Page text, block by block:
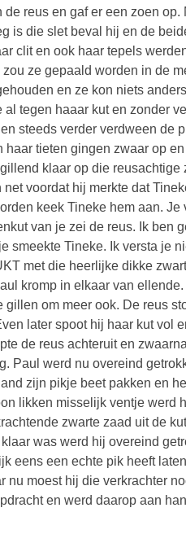
reus en gaf er een zoen
is die slet beval hij en de
clit en ook haar tepels
ze gepaald worden in de
en ze kon niets
tegen haaar kut en zonder
steeds verder verdween de
tieten gingen zwaar op
klaar op die reusachtige
voordat hij merkte dat
keek Tineke hem aan. Je
van je zei de reus. Ik ben
smeekte Tineke. Ik versta je
met die heerlijke dikke
kromp in elkaar van
om meer ook. De reus
later spoot hij haar kut vol
de reus achteruit en
Paul werd nu overeind
zijn pikje beet pakken en
likken misselijk ventje werd
zwarte zaad uit de
was werd hij overeind
eens een echte pik heeft
moest hij die verkrachter
en werd daarop aan